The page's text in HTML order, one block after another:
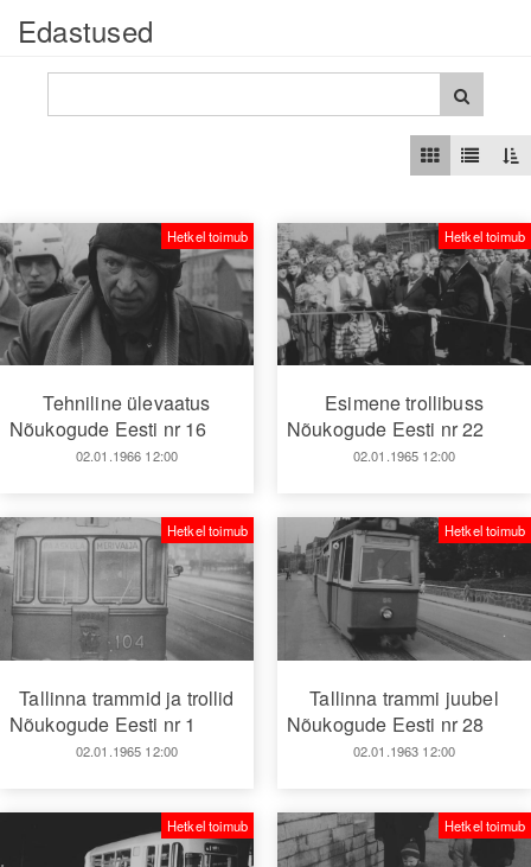
Edastused
Tehniline ülevaatus
Nõukogude Eesti nr 16
02.01.1966 12:00
Hetkel toimub
Esimene trollibuss
Nõukogude Eesti nr 22
02.01.1965 12:00
Hetkel toimub
Tallinna trammid ja trollid
Nõukogude Eesti nr 1
02.01.1965 12:00
Hetkel toimub
Tallinna trammi juubel
Nõukogude Eesti nr 28
02.01.1963 12:00
Hetkel toimub
Hetkel toimub Hetkel toimub